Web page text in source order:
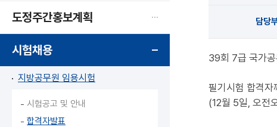
도정주간홍보계획
시험채용
지방공무원 임용시험
시험공고 및 안내
합격자발표
담당
39회 7급 국가
필기시험 합격
(12월 5일, 오전